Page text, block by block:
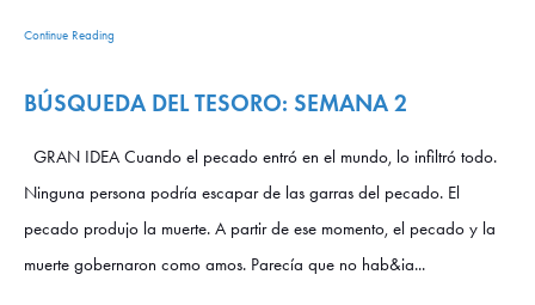
Continue Reading
BÚSQUEDA DEL TESORO: SEMANA 2
GRAN IDEA Cuando el pecado entró en el mundo, lo infiltró todo.
Ninguna persona podría escapar de las garras del pecado. El
pecado produjo la muerte. A partir de ese momento, el pecado y la
muerte gobernaron como amos. Parecía que no hab&ia...